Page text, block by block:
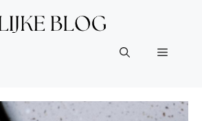
Menu